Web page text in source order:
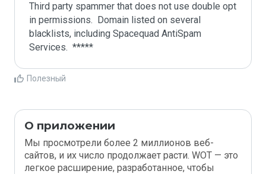
Third party spammer that does not use double opt
in permissions.  Domain listed on several
blacklists, including Spacequad AntiSpam
Полезный
О приложении
Мы просмотрели более 2 миллионов веб-
сайтов, и их число продолжает расти. WOT — это
легкое расширение, разработанное, чтобы